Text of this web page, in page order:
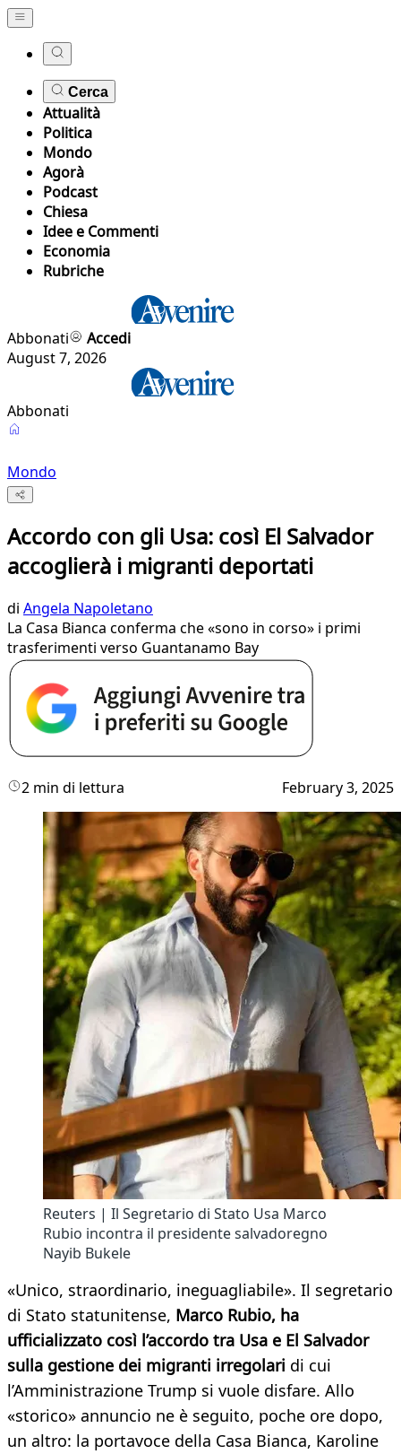
Cerca
Attualità
Politica
Mondo
Agorà
Podcast
Chiesa
Idee e Commenti
Economia
Rubriche
Abbonati
Accedi
August 7, 2026
Abbonati
Mondo
Accordo con gli Usa: così El Salvador
accoglierà i migranti deportati
di Angela Napoletano
La Casa Bianca conferma che «sono in corso» i primi
trasferimenti verso Guantanamo Bay
2 min di lettura February 3, 2025
Reuters | Il Segretario di Stato Usa Marco
Rubio incontra il presidente salvadoregno
Nayib Bukele
«Unico, straordinario, ineguagliabile». Il segretario
di Stato statunitense, Marco Rubio, ha
ufficializzato così l’accordo tra Usa e El Salvador
sulla gestione dei migranti irregolari di cui
l’Amministrazione Trump si vuole disfare. Allo
«storico» annuncio ne è seguito, poche ore dopo,
un altro: la portavoce della Casa Bianca, Karoline